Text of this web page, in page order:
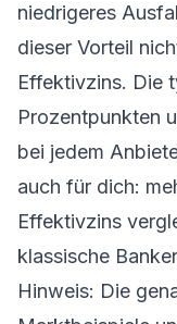
niedrigeres
dieser Vorteil
Effektivzins. Die
Prozentpunkten
bei jedem
auch für dich:
Effektivzins
klassische
Hinweis: Die